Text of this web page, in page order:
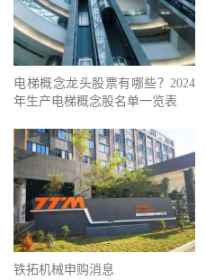
电梯概念龙头股票有哪些？2024
年生产电梯概念股名单一览表
铁拓机械申购消息